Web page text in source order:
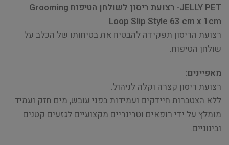
JELLY PET- רצועת ריסון לשולחן הטיפוח Grooming
Loop Slip Style 63 cm x 1cm
רצועת הריסון תפקידה להבטיח את בטיחותו של הכלב על
שולחן הטיפוח.
מאפיינים:
רצועת ריסון קצרה וקלה לניהול.
ללא הצטברות חיידקים ועמידות בפני עובש, מים חזק ועמיד.
מומלץ על ידי רופאים וטרינריים מקצועיים לגזעים קטנים
ובינוניים.